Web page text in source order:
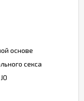
основе
секса